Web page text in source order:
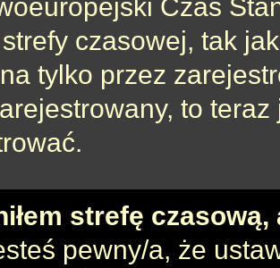
Czas
czasowej, tak
tylko przez
to
strefę
pewny/a, że